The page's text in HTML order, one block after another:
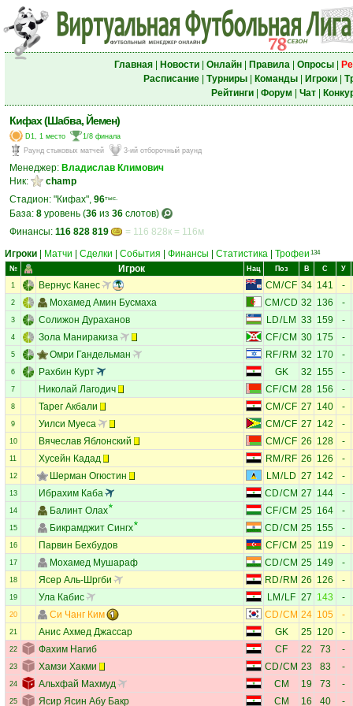
Главная| Новости| Онлайн| Правила| Опросы|
Расписание| Турниры| Команды| Игроки|
Рейтинги| Форум Чат|
Кифах (Шабва, Йемен)
D1, 1 место
1/8 финала
Раунд стыковых матчей
3-ий отборочный раунд
Менеджер: Владислав Климович
Ник:
champ
Стадион: "Кифах", 96тыс.
База: 8 уровень (36 из 36 слотов)
Финансы: 116 828 819
= 116 828к = 116м
Игроки
Матчи Сделки События Финансы Статистика Трофеи 134
№ Игрок Нац Поз В С У
1 Вернус Канес CM /CF 34 141 -
2 Мохамед Амин Бусмаха CM /CD 32 136 -
3 Солижон Дураханов LD/ LM 33 159 -
4 Зола Маниракиза CF/CM 30 175 -
5 Омри Гандельман RF/ RM 32 170 -
6 Рахбин Курт GK 32 155 -
7 Николай Лагодич CF/CM 28 156 -
8 Тарег Акбали CM /CF 27 140 -
9 Уилси Муеса CM /CF 27 142 -
10 Вячеслав Яблонский CM /CF 26 128 -
11 Хусейн Кадад RM / RF 26 126 -
12 Шерман Огюстин LM / LD 27 142 -
13 Ибрахим Каба CD/CM 27 144 -
14 Балинт Олах CF/CM 25 164 -
15 Бикрамджит Сингх CD/CM 25 155 -
16 Парвин Бехбудов CF/CM 25 119 -
17 Мохамед Мушараф CD/CM 25 149 -
18 Ясер Аль-Шргби RD/ RM 26 126 -
19 Ула Кабис LM / LF 27 143 -
20 Си Чанг Ким CD/CM 24 105 -
21 Анис Ахмед Джассар GK 25 120 -
22 Фахим Нагиб CF 22 73 -
23 Хамзи Хакми CD/CM 23 83 -
24 Альхфай Махмуд CM 19 73 -
25 Ясир Ясин Абу Бакр CM 16 40 -